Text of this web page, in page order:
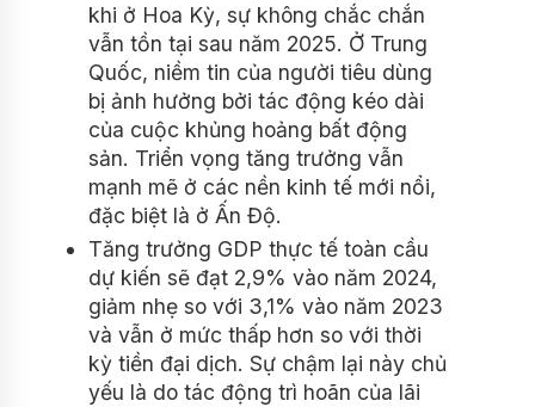
khi ở Hoa Kỳ, sự không chắc chắn
vẫn tồn tại sau năm 2025. Ở Trung
Quốc, niềm tin của người tiêu dùng
bị ảnh hưởng bởi tác động kéo dài
của cuộc khủng hoảng bất động
sản. Triển vọng tăng trưởng vẫn
mạnh mẽ ở các nền kinh tế mới nổi,
đặc biệt là ở Ấn Độ.
Tăng trưởng GDP thực tế toàn cầu
dự kiến ​​sẽ đạt 2,9% vào năm 2024,
giảm nhẹ so với 3,1% vào năm 2023
và vẫn ở mức thấp hơn so với thời
kỳ tiền đại dịch. Sự chậm lại này chủ
yếu là do tác động trì hoãn của lãi